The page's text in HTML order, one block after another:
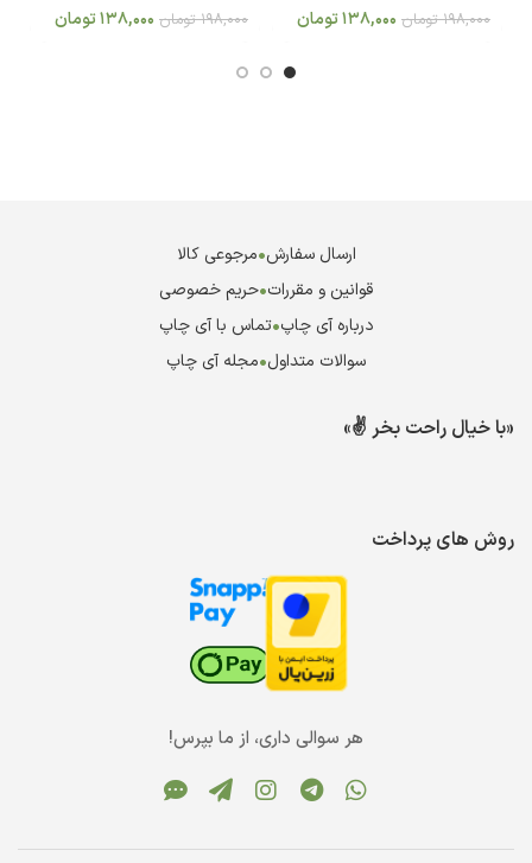
198,000 تومان 138,000تومان 198,000 تومان 138,000تومان
ارسال سفارش•مرجوعی کالا
قوانین و مقررات•حریم خصوصی
درباره آی چاپ•تماس با آی چاپ
سوالات متداول•مجله آی چاپ
«با خیال راحت بخر ✌️»
روش های پرداخت
هر سوالی داری، از ما بپرس!